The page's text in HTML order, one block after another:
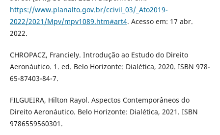
https://www.planalto.gov.br/ccivil_03/_Ato2019-
2022/2021/Mpv/mpv1089.htm#art4. Acesso em: 17 abr.
2022.
CHROPACZ, Franciely. Introdução ao Estudo do Direito
Aeronáutico. 1. ed. Belo Horizonte: Dialética, 2020. ISBN 978-
65-87403-84-7.
FILGUEIRA, Hilton Rayol. Aspectos Contemporâneos do
Direito Aeronáutico. Belo Horizonte: Dialética, 2021. ISBN
9786559560301.